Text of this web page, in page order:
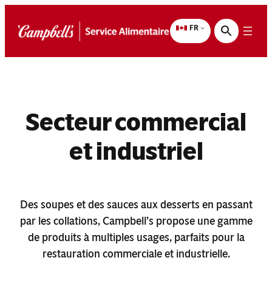
contenu
FR
Secteur commercial
et industriel
Des soupes et des sauces aux desserts en passant
par les collations, Campbell’s propose une gamme
de produits à multiples usages, parfaits pour la
restauration commerciale et industrielle.